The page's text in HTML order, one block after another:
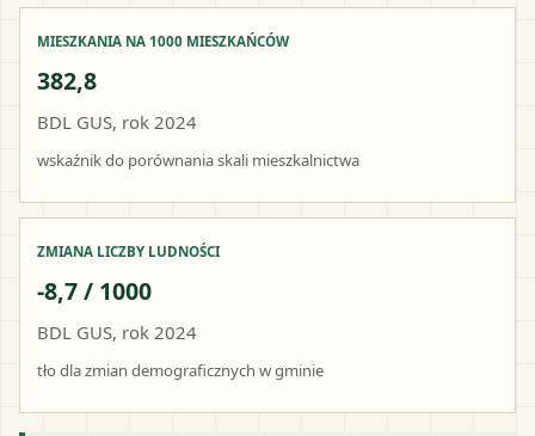
MIESZKANIA NA 1000 MIESZKAŃCÓW
382,8
BDL GUS, rok 2024
wskaźnik do porównania skali mieszkalnictwa
ZMIANA LICZBY LUDNOŚCI
-8,7 / 1000
BDL GUS, rok 2024
tło dla zmian demograficznych w gminie